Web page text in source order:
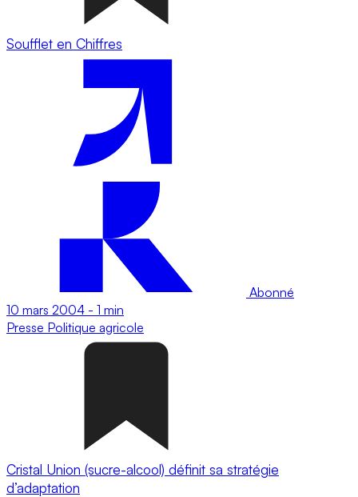
Soufflet en Chiffres
Abonné
10 mars 2004 - 1 min
Presse Politique agricole
Cristal Union (sucre-alcool) définit sa stratégie
d’adaptation